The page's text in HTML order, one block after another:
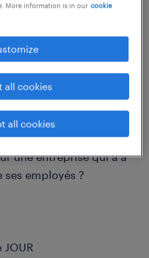
en milieu de
? Nous recrutons pour
de production à temps
une entreprise qui a à
employés ?
More information is in our cookie
all cookies
all cookies